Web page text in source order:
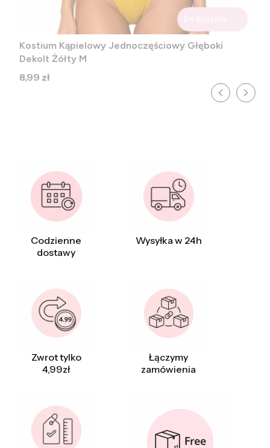
Kostium Kąpielowy Jednoczęściowy Głęboki
Dekolt Żółty M
Cena
8,99 zł
Codzienne
dostawy
Wysyłka w 24h
Zwrot tylko
4,99zł
Łączymy
zamówienia